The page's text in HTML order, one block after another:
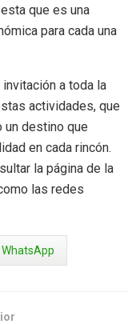
que es una
para cada una
a toda la
actividades, que
un destino que
en cada rincón.
la página de la
las redes
WhatsApp